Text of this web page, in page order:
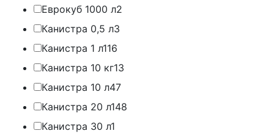
Еврокуб 1000 л2
Канистра 0,5 л3
Канистра 1 л116
Канистра 10 кг13
Канистра 10 л47
Канистра 20 л148
Канистра 30 л1